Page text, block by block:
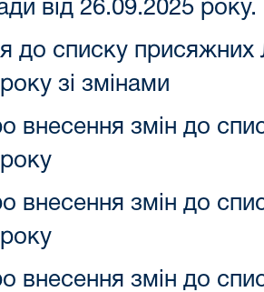
від 26.09.2025 року.
до списку присяжних
зі змінами
внесення змін до
внесення змін до
внесення змін до